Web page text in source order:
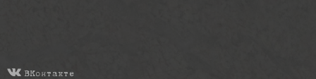
ВКонтакте